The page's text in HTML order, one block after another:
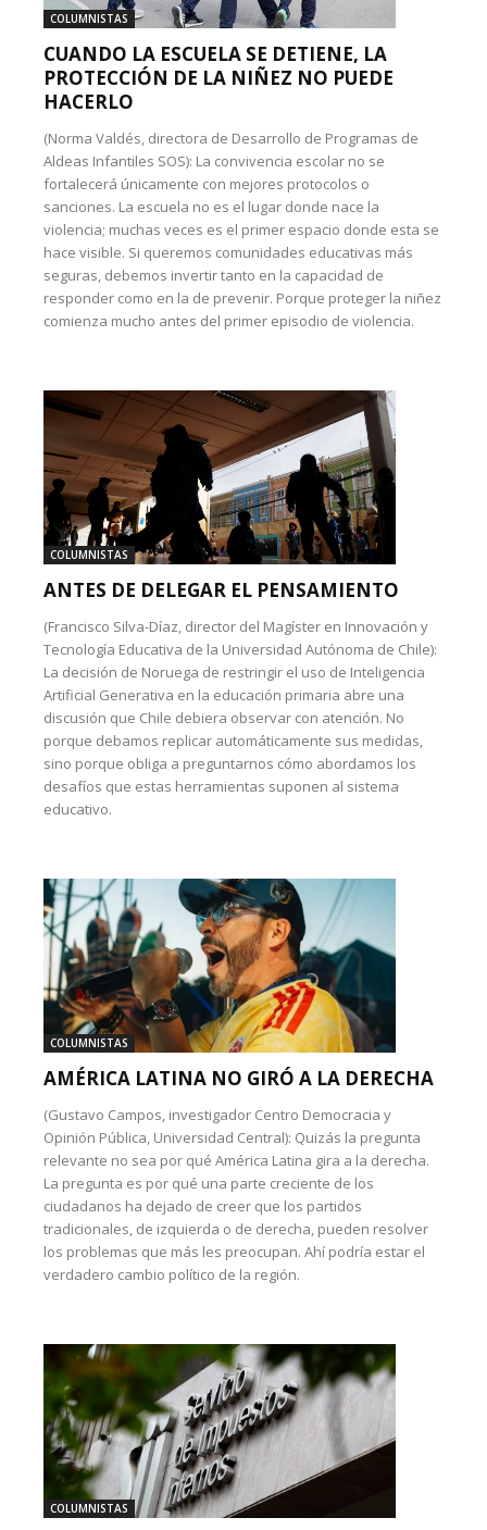
COLUMNISTAS
CUANDO LA ESCUELA SE DETIENE, LA
PROTECCIÓN DE LA NIÑEZ NO PUEDE
HACERLO
(Norma Valdés, directora de Desarrollo de Programas de
Aldeas Infantiles SOS): La convivencia escolar no se
fortalecerá únicamente con mejores protocolos o
sanciones. La escuela no es el lugar donde nace la
violencia; muchas veces es el primer espacio donde esta se
hace visible. Si queremos comunidades educativas más
seguras, debemos invertir tanto en la capacidad de
responder como en la de prevenir. Porque proteger la niñez
comienza mucho antes del primer episodio de violencia.
COLUMNISTAS
ANTES DE DELEGAR EL PENSAMIENTO
(Francisco Silva-Díaz, director del Magíster en Innovación y
Tecnología Educativa de la Universidad Autónoma de Chile):
La decisión de Noruega de restringir el uso de Inteligencia
Artificial Generativa en la educación primaria abre una
discusión que Chile debiera observar con atención. No
porque debamos replicar automáticamente sus medidas,
sino porque obliga a preguntarnos cómo abordamos los
desafíos que estas herramientas suponen al sistema
educativo.
COLUMNISTAS
AMÉRICA LATINA NO GIRÓ A LA DERECHA
(Gustavo Campos, investigador Centro Democracia y
Opinión Pública, Universidad Central): Quizás la pregunta
relevante no sea por qué América Latina gira a la derecha.
La pregunta es por qué una parte creciente de los
ciudadanos ha dejado de creer que los partidos
tradicionales, de izquierda o de derecha, pueden resolver
los problemas que más les preocupan. Ahí podría estar el
verdadero cambio político de la región.
COLUMNISTAS